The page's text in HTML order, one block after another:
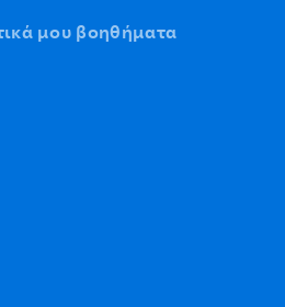
μου βοηθήματα